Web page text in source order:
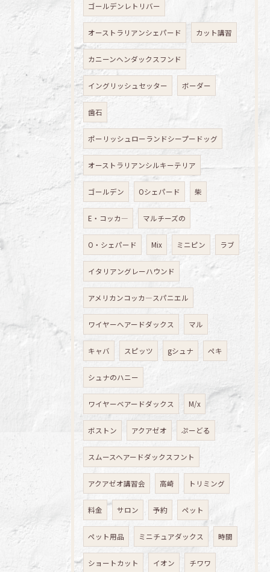
ゴールデンレトリバー
オーストラリアンシェパード カット講習
カニーンヘンダックスフンド
イングリッシュセッター ボーダー
歯石
ポーリッシュローランドシープードッグ
オーストラリアンシルキーテリア
ゴールデン Oシェパード 柴
E・コッカ― マルチーズの
O・シェパード Mix ミニピン ラブ
イタリアングレーハウンド
アメリカンコッカ―スパニエル
ワイヤーへアードダックス マル
キャバ スピッツ gシュナ ペキ
シュナのハニー
ワイヤーベアードダックス M/x
ボストン アクアゼオ ぷーどる
スムースヘアードダックスフント
アクアゼオ講習会 高崎 トリミング
料金 サロン 予約 ペット
ペット用品 ミニチュアダックス 時間
ショートカット イオン チワワ